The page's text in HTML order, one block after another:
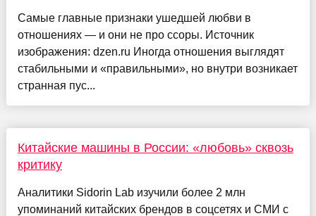
Самые главные признаки ушедшей любви в
отношениях — и они не про ссоры. Источник
изображения: dzen.ru Иногда отношения выглядят
стабильными и «правильными», но внутри возникает
странная пус...
Китайские машины в России: «любовь» сквозь
критику
Аналитики Sidorin Lab изучили более 2 млн
упоминаний китайских брендов в соцсетях и СМИ с